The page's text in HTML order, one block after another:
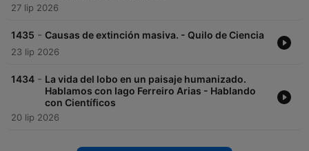
27 lip 2026
1435 - Causas de extinción masiva. - Quilo de Ciencia
23 lip 2026
1434 - La vida del lobo en un paisaje humanizado.
Hablamos con Iago Ferreiro Arias - Hablando
con Científicos
20 lip 2026